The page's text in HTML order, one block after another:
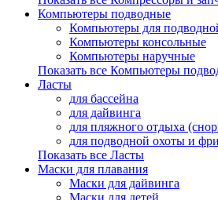
Компьютеры подводные
Компьютеры для
Компьютеры консольные
Компьютеры наручные
Показать все Компьютеры
Ласты
для бассейна
для дайвинга
для пляжного отдыха
для подводной охоты и
Показать все Ласты
Маски для плавания
Маски для дайвинга
Маски для детей